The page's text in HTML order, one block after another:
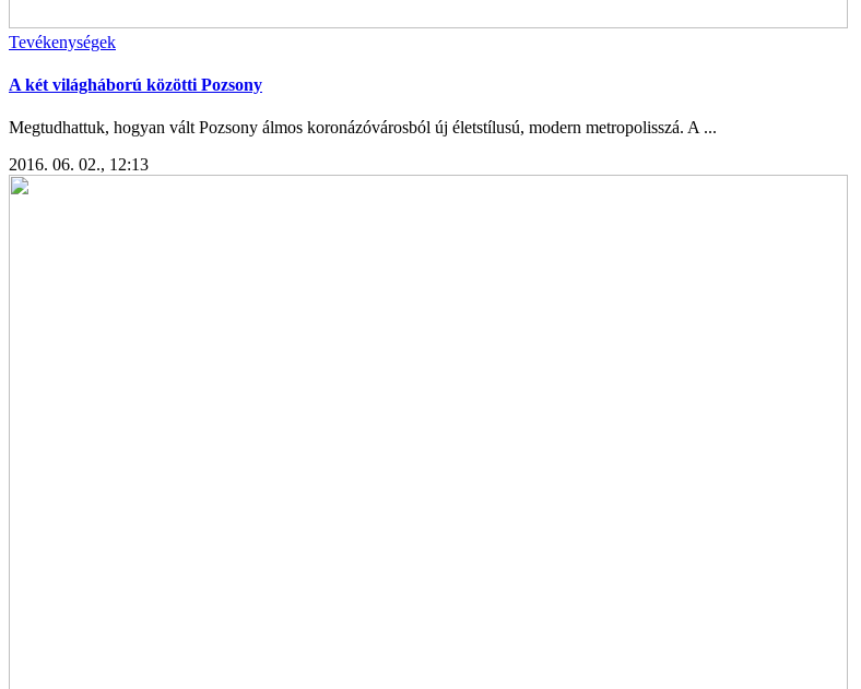
Tevékenységek
A két világháború közötti Pozsony
Megtudhattuk, hogyan vált Pozsony álmos koronázóvárosból új életstílusú, modern metropolisszá. A ...
2016. 06. 02., 12:13